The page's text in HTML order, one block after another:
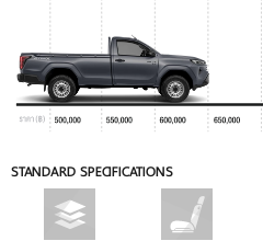
STANDARD SPECIFICATIONS